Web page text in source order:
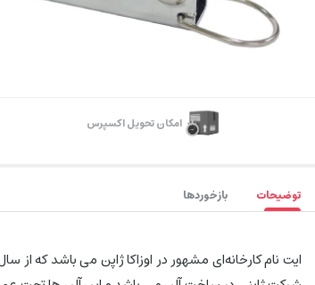
اﻣﮑﺎن ﺗﺤﻮﯾﻞ اﮐﺴﭙﺮس
توضیحات بازخوردها